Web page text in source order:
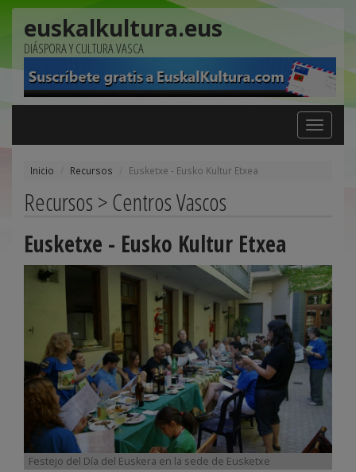
euskalkultura.eus
DIÁSPORA Y CULTURA VASCA
Toggle
navigation
Inicio Recursos Eusketxe - Eusko Kultur Etxea
Recursos > Centros Vascos
Eusketxe - Eusko Kultur Etxea
Festejo del Día del Euskera en la sede de Eusketxe